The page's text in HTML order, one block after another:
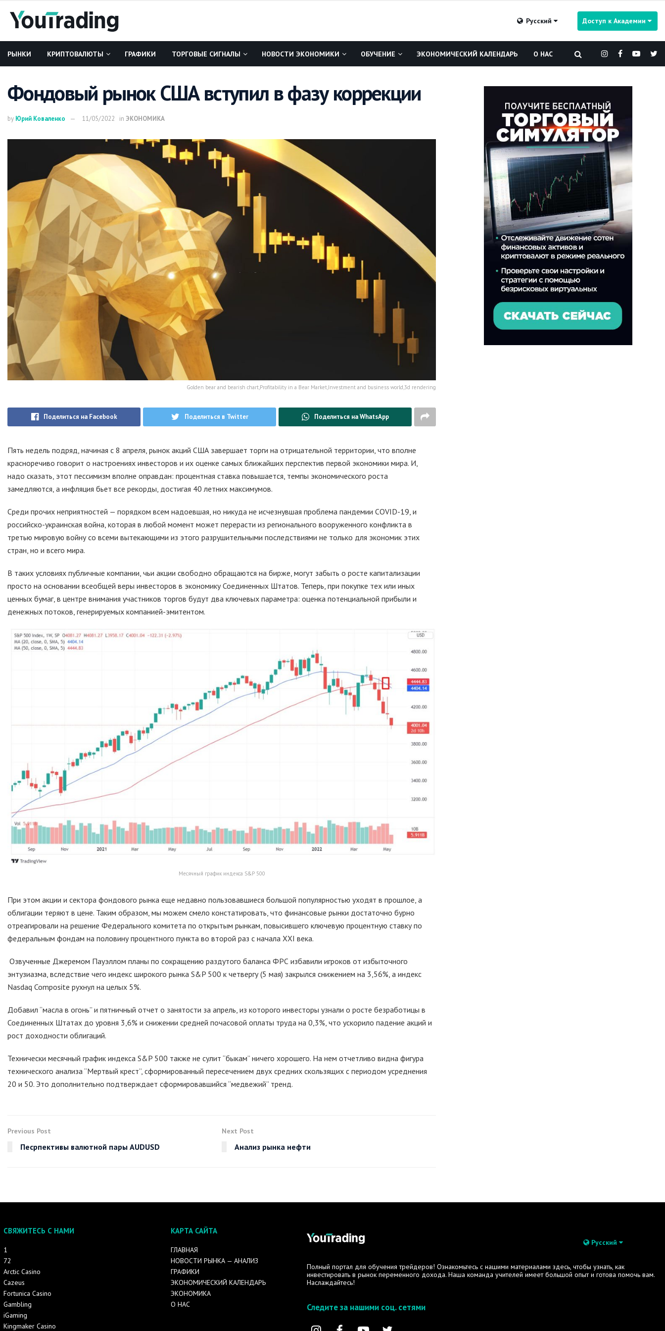
Русский Доступ к Академии
РЫНКИ КРИПТОВАЛЮТЫ ГРАФИКИ ТОРГОВЫЕ СИГНАЛЫ НОВОСТИ ЭКОНОМИКИ ОБУЧЕНИЕ ЭКОНОМИЧЕСКИЙ КАЛЕНДАРЬ О НАС
Фондовый рынок США вступил в фазу коррекции
by Юрий Коваленко 11/05/2022 in ЭКОНОМИКА
Golden bear and bearish chart,Profitability in a Bear Market,Investment and business world,3d rendering
Поделиться на Facebook Поделиться в Twitter Поделиться на WhatsApp
Пять недель подряд, начиная с 8 апреля, рынок акций США завершает торги на отрицательной территории, что вполне
красноречиво говорит о настроениях инвесторов и их оценке самых ближайших перспектив первой экономики мира. И,
надо сказать, этот пессимизм вполне оправдан: процентная ставка повышается, темпы экономического роста
замедляются, а инфляция бьет все рекорды, достигая 40 летних максимумов.
Среди прочих неприятностей — порядком всем надоевшая, но никуда не исчезнувшая проблема пандемии COVID-19, и
российско-украинская война, которая в любой момент может перерасти из регионального вооруженного конфликта в
третью мировую войну со всеми вытекающими из этого разрушительными последствиями не только для экономик этих
стран, но и всего мира.
В таких условиях публичные компании, чьи акции свободно обращаются на бирже, могут забыть о росте капитализации
просто на основании всеобщей веры инвесторов в экономику Соединенных Штатов. Теперь, при покупке тех или иных
ценных бумаг, в центре внимания участников торгов будут два ключевых параметра: оценка потенциальной прибыли и
денежных потоков, генерируемых компанией-эмитентом.
Месячный график индекса S&P 500
При этом акции и сектора фондового рынка еще недавно пользовавшиеся большой популярностью уходят в прошлое, а
облигации теряют в цене. Таким образом, мы можем смело констатировать, что финансовые рынки достаточно бурно
отреагировали на решение Федерального комитета по открытым рынкам, повысившего ключевую процентную ставку по
федеральным фондам на половину процентного пункта во второй раз с начала XXI века.
Озвученные Джеремом Пауэллом планы по сокращению раздутого баланса ФРС избавили игроков от избыточного
энтузиазма, вследствие чего индекс широкого рынка S&P 500 к четвергу (5 мая) закрылся снижением на 3,56%, а индекс
Nasdaq Composite рухнул на целых 5%.
Добавил “масла в огонь” и пятничный отчет о занятости за апрель, из которого инвесторы узнали о росте безработицы в
Соединенных Штатах до уровня 3,6% и снижении средней почасовой оплаты труда на 0,3%, что ускорило падение акций и
рост доходности облигаций.
Технически месячный график индекса S&P 500 также не сулит “быкам” ничего хорошего. На нем отчетливо видна фигура
технического анализа “Мертвый крест”, сформированный пересечением двух средних скользящих с периодом усреднения
20 и 50. Это дополнительно подтверждает сформировавшийся “медвежий” тренд.
Previous Post
Песрпективы валютной пары AUDUSD
Next Post
Анализ рынка нефти
СВЯЖИТЕСЬ С НАМИ
1
72
Arctic Casino
Cazeus
Fortunica Casino
Gambling
iGaming
Kingmaker Casino
КАРТА САЙТА
ГЛАВНАЯ
НОВОСТИ РЫНКА — АНАЛИЗ
ГРАФИКИ
ЭКОНОМИЧЕСКИЙ КАЛЕНДАРЬ
ЭКОНОМИКА
О НАС
Русский
Полный портал для обучения трейдеров! Ознакомьтесь с нашими материалами здесь, чтобы узнать, как
инвестировать в рынок переменного дохода. Наша команда учителей имеет большой опыт и готова помочь вам.
Наслаждайтесь!
Следите за нашими соц. сетями